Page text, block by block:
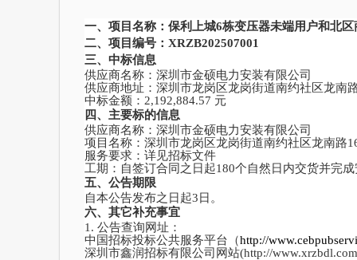
一、项目名称： 保利上城6栋变压器未端用户和北
二、项目编号： XRZB202507001
三、中标信息
供应商名称：深圳市金硕电力安装有限公司
供应商地址： 深圳市龙岗区龙岗街道南约社区龙南
中标金额： 2,192,884.57 元
四、主要标的信息
供应商名称：深圳市金硕电力安装有限公司
项目名称：深圳市龙岗区龙岗街道南约社区龙南路
服务要求：详见招标文件
工期： 自签订合同之日起180个自然日内交货并完
五、公告期限
自本公告发布之日起3日。
六、其它补充事宜
1. 公告查询网址：
中国招标投标公共服务平台（http://
深圳市鑫润招标有限公司 网站(http://